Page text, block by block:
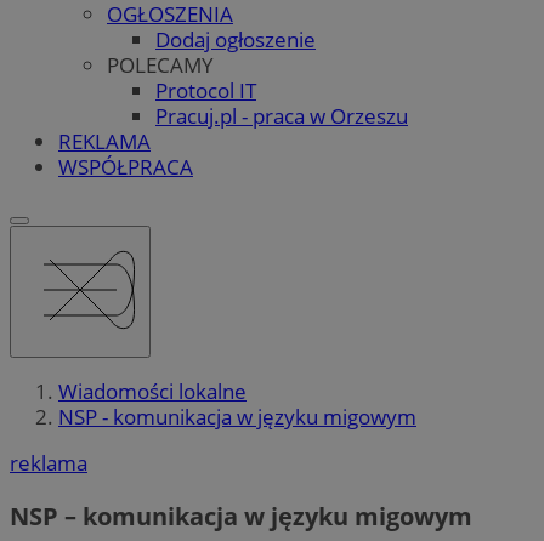
OGŁOSZENIA
Dodaj ogłoszenie
POLECAMY
Protocol IT
Pracuj.pl - praca w Orzeszu
REKLAMA
WSPÓŁPRACA
Wiadomości lokalne
NSP - komunikacja w języku migowym
reklama
NSP – komunikacja w języku migowym